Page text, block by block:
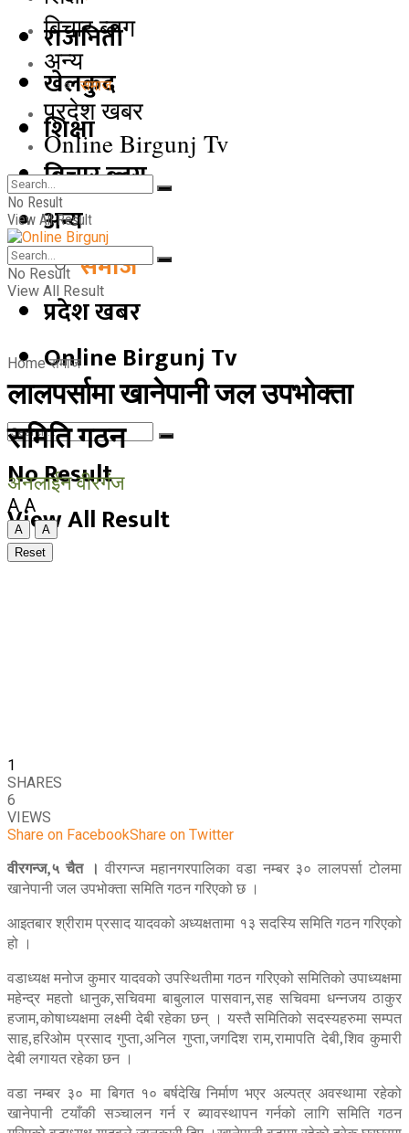
राजनिती
खेलकुद
शिक्षा
बिचार ब्लग
अन्य
समाज
प्रदेश खबर
Online Birgunj Tv
No Result
View All Result
बिचार ब्लग
अन्य
समाज
प्रदेश खबर
Online Birgunj Tv
No Result
View All Result
No Result
View All Result
Home समाज
लालपर्सामा खानेपानी जल उपभोक्ता
समिति गठन
अनलाईन वीरगंज
A A
A
A
Reset
1
SHARES
6
VIEWS
Share on FacebookShare on Twitter
वीरगन्ज,५ चैत । वीरगन्ज महानगरपालिका वडा नम्बर ३० लालपर्सा टोलमा
खानेपानी जल उपभोक्ता समिति गठन गरिएको छ ।
आइतबार श्रीराम प्रसाद यादवको अध्यक्षतामा १३ सदस्यि समिति गठन गरिएको
हो ।
वडाध्यक्ष मनोज कुमार यादवको उपस्थितीमा गठन गरिएको समितिको उपाध्यक्षमा
महेन्द्र महतो धानुक,सचिवमा बाबुलाल पासवान,सह सचिवमा धन्नजय ठाकुर
हजाम,कोषाध्यक्षमा लक्ष्मी देबी रहेका छन् । यस्तै समितिको सदस्यहरुमा सम्पत
साह,हरिओम प्रसाद गुप्ता,अनिल गुप्ता,जगदिश राम,रामापति देबी,शिव कुमारी
देबी लगायत रहेका छन ।
वडा नम्बर ३० मा बिगत १० बर्षदेखि निर्माण भएर अल्पत्र अवस्थामा रहेको
खानेपानी टयाँकी सञ्चालन गर्न र ब्यावस्थापन गर्नको लागि समिति गठन